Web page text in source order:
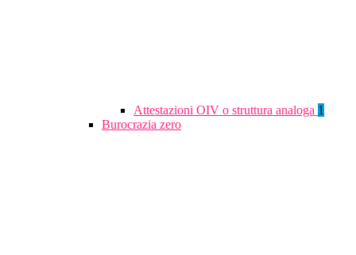
Attestazioni OIV o struttura analoga 1
Burocrazia zero